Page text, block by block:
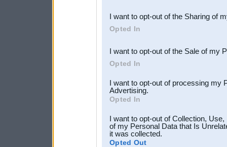
Downstream Participants
third parties.
I want to opt-out of the Sharing of
Opted In
I want to opt-out of the Sale of my
Opted In
I want to opt-out of processing my
Advertising.
Opted In
I want to opt-out of Collection,
of my Personal Data that Is
it was collected.
Opted Out